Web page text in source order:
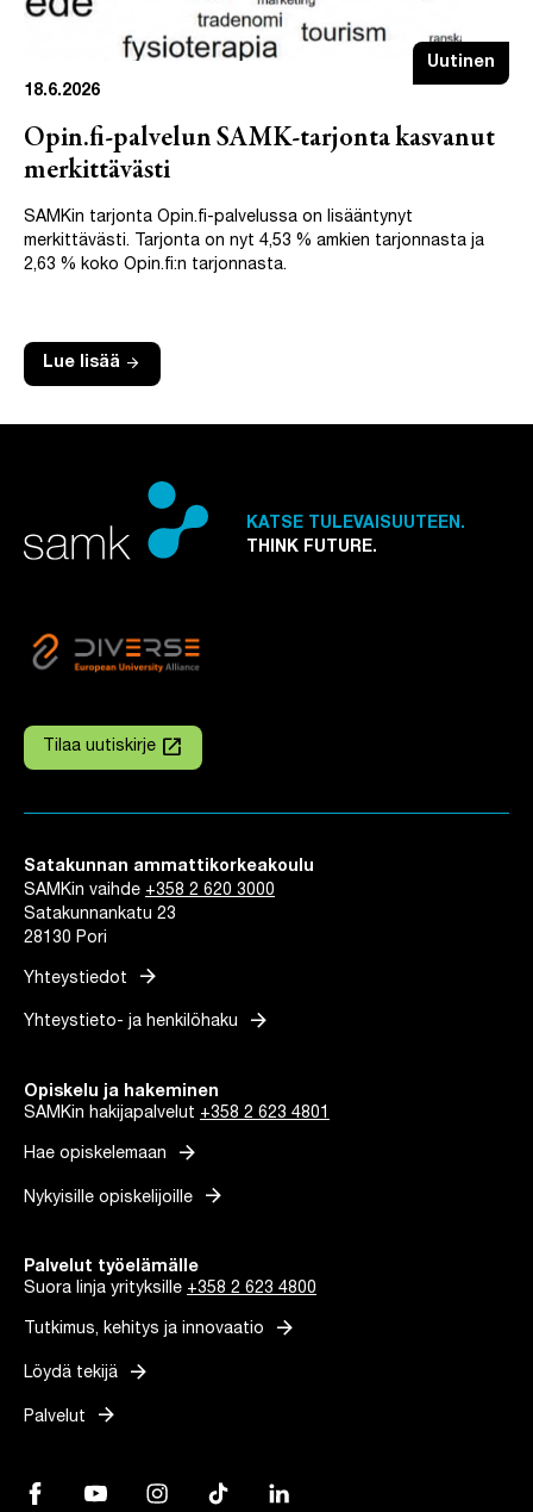
Uutinen
18.6.2026
Opin.fi-palvelun SAMK-tarjonta kasvanut
merkittävästi
SAMKin tarjonta Opin.fi-palvelussa on lisääntynyt
merkittävästi. Tarjonta on nyt 4,53 % amkien tarjonnasta ja
2,63 % koko Opin.fi:n tarjonnasta.
Lue lisää arrow_forward
KATSE TULEVAISUUTEEN.
THINK FUTURE.
Tilaa uutiskirje
Linkki avautuu uuteen välilehteen
launch
Satakunnan ammattikorkeakoulu
SAMKin vaihde +358 2 620 3000
Satakunnankatu 23
28130 Pori
Yhteystiedot arrow_forward
Yhteystieto- ja henkilöhaku arrow_forward
Opiskelu ja hakeminen
SAMKin hakijapalvelut +358 2 623 4801
Hae opiskelemaan arrow_forward
Nykyisille opiskelijoille arrow_forward
Palvelut työelämälle
Suora linja yrityksille +358 2 623 4800
Tutkimus, kehitys ja innovaatio arrow_forward
Löydä tekijä arrow_forward
Palvelut arrow_forward
Facebook, Linkki avautuu uuteen välilehteen
YouTube, Linkki avautuu uuteen välilehteen
Instagram, Linkki avautuu uuteen välilehteen
TikTok, Linkki avautuu uuteen välilehteen
LinkedIn, Linkki avautuu uuteen